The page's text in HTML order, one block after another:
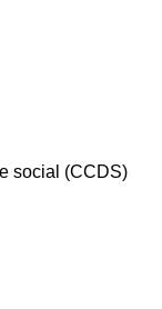
social (CCDS)